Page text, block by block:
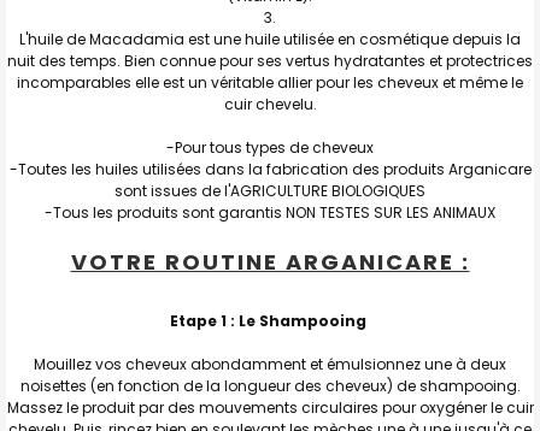
L'huile de Macadamia est une huile utilisée en cosmétique depuis la
nuit des temps. Bien connue pour ses vertus hydratantes et protectrices
incomparables elle est un véritable allier pour les cheveux et même le
cuir chevelu.
-Pour tous types de cheveux
-Toutes les huiles utilisées dans la fabrication des produits Arganicare
sont issues de l'AGRICULTURE BIOLOGIQUES
-Tous les produits sont garantis NON TESTES SUR LES ANIMAUX
VOTRE ROUTINE ARGANICARE :
Etape 1 : Le Shampooing
Mouillez vos cheveux abondamment et émulsionnez une à deux
noisettes (en fonction de la longueur des cheveux) de shampooing.
Massez le produit par des mouvements circulaires pour oxygéner le cuir